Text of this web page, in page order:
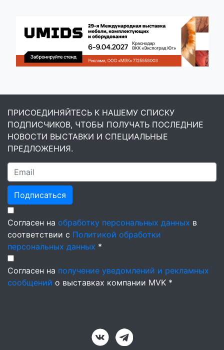
ПРИСОЕДИНЯЙТЕСЬ К НАШЕМУ СПИСКУ
ПОДПИСЧИКОВ, ЧТОБЫ ПОЛУЧАТЬ ПОСЛЕДНИЕ
НОВОСТИ ВЫСТАВКИ И СПЕЦИАЛЬНЫЕ
ПРЕДЛОЖЕНИЯ.
Подписаться
Согласен на обработку персональных данных в
соответствии с Политикой обработки
персональных данных *
Согласен на получение уведомлений и рекламных
сообщений о выставках компании MVK *